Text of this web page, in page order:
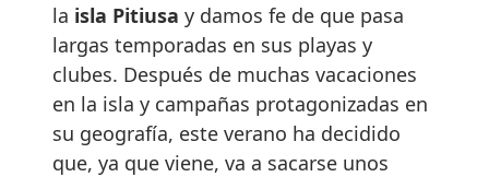
la isla Pitiusa y damos fe de que pasa
largas temporadas en sus playas y
clubes. Después de muchas vacaciones
en la isla y campañas protagonizadas en
su geografía, este verano ha decidido
que, ya que viene, va a sacarse unos